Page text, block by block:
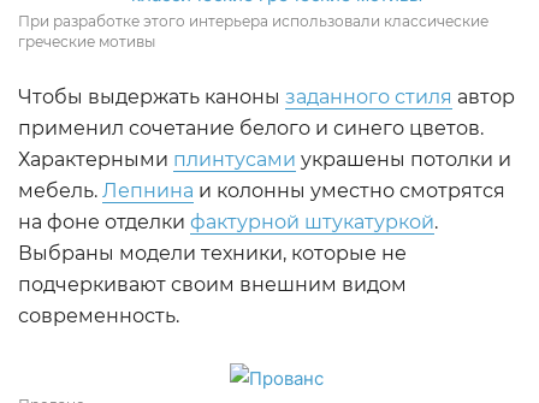
При разработке этого интерьера использовали классические
греческие мотивы
Чтобы выдержать каноны заданного стиля автор
применил сочетание белого и синего цветов.
Характерными плинтусами украшены потолки и
мебель. Лепнина и колонны уместно смотрятся
на фоне отделки фактурной штукатуркой.
Выбраны модели техники, которые не
подчеркивают своим внешним видом
современность.